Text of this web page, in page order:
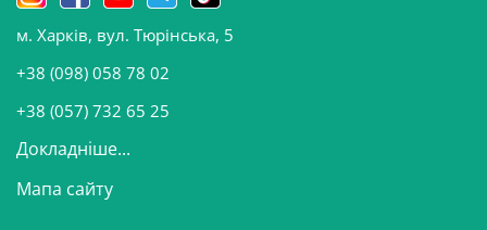
о
в
и
м. Харків, вул. Тюрінська, 5
+38 (098) 058 78 02
+38 (057) 732 65 25
Докладніше...
Мапа сайту